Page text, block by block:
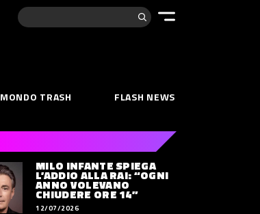
Cerca:
MONDO TRASH FLASH NEWS
MILO INFANTE SPIEGA
L’ADDIO ALLA RAI: “OGNI
ANNO VOLEVANO
CHIUDERE ORE 14”
12/07/2026